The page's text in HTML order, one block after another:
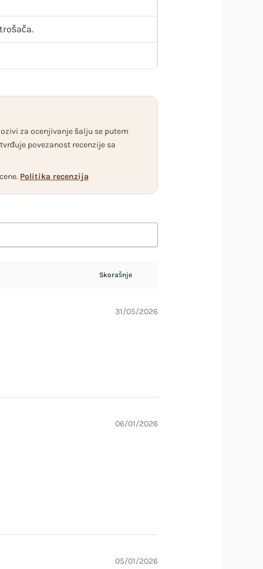
za ocenjivanje šalju se putem
povezanost recenzije sa
Politika recenzija
31/05/2026
06/01/2026
05/01/2026